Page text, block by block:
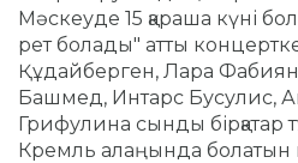
Мәскеуде 15 қараша күні
рет болады" атты
Құдайберген, Лара
Башмед, Интарс Бусулис,
Грифулина сынды бірқатар
Кремль алаңында болатын